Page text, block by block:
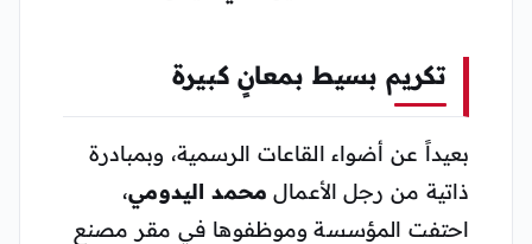
تكريم بسيط بمعانٍ كبيرة
بعيداً عن أضواء القاعات الرسمية، وبمبادرة
ذاتية من رجل الأعمال محمد اليدومي،
احتفت المؤسسة وموظفوها في مقر مصنع